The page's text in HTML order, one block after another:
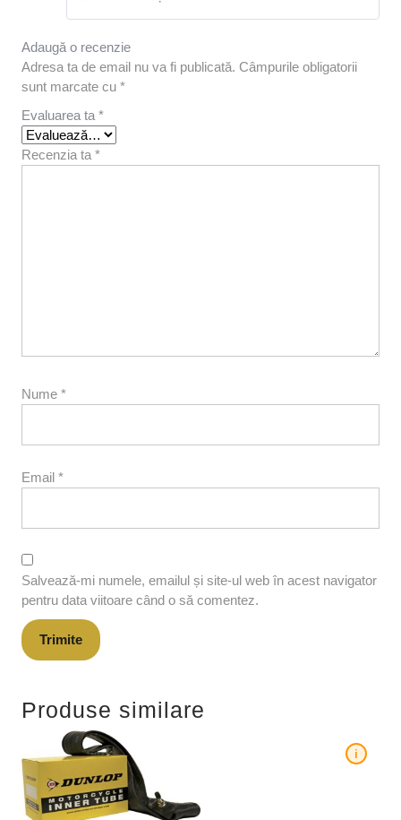
Adaugă o recenzie
Adresa ta de email nu va fi publicată. Câmpurile obligatorii
sunt marcate cu *
Evaluarea ta *
Recenzia ta *
Nume *
Email *
Salvează-mi numele, emailul și site-ul web în acest navigator
pentru data viitoare când o să comentez.
Produse similare
i